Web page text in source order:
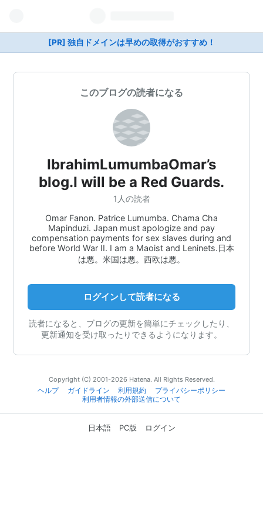
[PR] 独自ドメインは早めの取得がおすすめ！
このブログの読者になる
IbrahimLumumbaOmar’s
blog.I will be a Red Guards.
1人の読者
Omar Fanon. Patrice Lumumba. Chama Cha
Mapinduzi. Japan must apologize and pay
compensation payments for sex slaves during and
before World War II. I am a Maoist and Leninets.日本
は悪。米国は悪。西欧は悪。
ログインして読者になる
読者になると、ブログの更新を簡単にチェックしたり、
更新通知を受け取ったりできるようになります。
Copyright (C) 2001-2026 Hatena. All Rights Reserved.
ヘルプ
ガイドライン 利用規約
プライバシーポリシー
利用者情報の外部送信について
日本語 PC版 ログイン